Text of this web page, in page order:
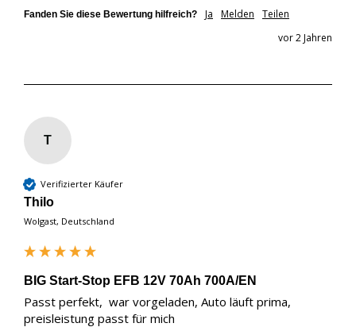
Fanden Sie diese Bewertung hilfreich? Ja Melden
Teilen
vor 2 Jahren
T
Verifizierter Käufer
Thilo
Wolgast, Deutschland
BIG Start-Stop EFB 12V 70Ah 700A/EN
Passt perfekt,  war vorgeladen, Auto läuft prima,
preisleistung passt für mich